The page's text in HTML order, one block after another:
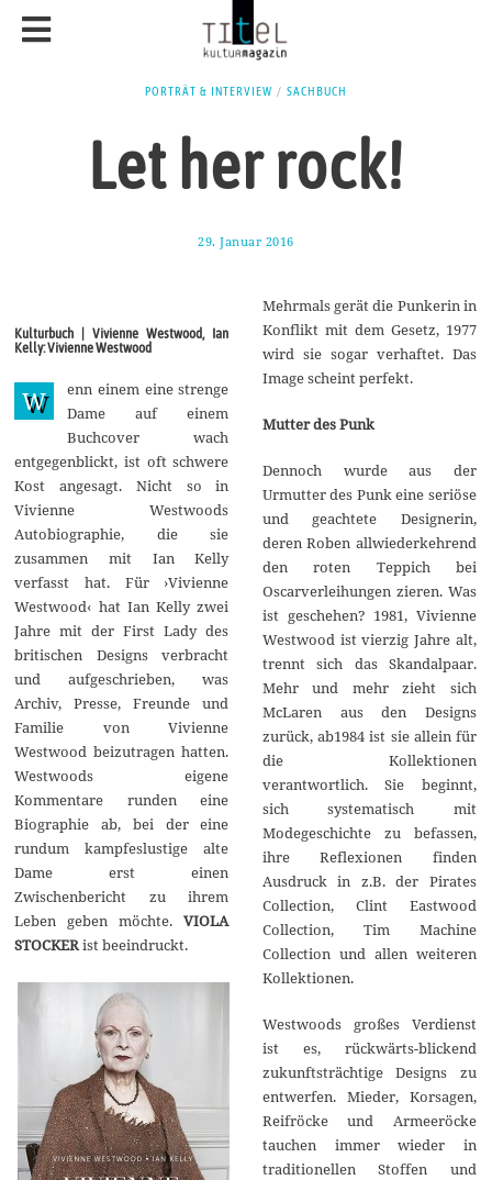
PORTRÄT & INTERVIEW / SACHBUCH
Let her rock!
29. Januar 2016
a
n
u
a
r
2
1
Kulturbuch | Vivienne Westwood, Ian
Kelly: Vivienne Westwood
W
enn einem eine strenge
Dame auf einem
Buchcover wach
entgegenblickt, ist oft schwere
Kost angesagt. Nicht so in
Vivienne Westwoods
Autobiographie, die sie
zusammen mit Ian Kelly
verfasst hat. Für ›Vivienne
Westwood‹ hat Ian Kelly zwei
Jahre mit der First Lady des
britischen Designs verbracht
und aufgeschrieben, was
Archiv, Presse, Freunde und
Familie von Vivienne
Westwood beizutragen hatten.
Westwoods eigene
Kommentare runden eine
Biographie ab, bei der eine
rundum kampfeslustige alte
Dame erst einen
Zwischenbericht zu ihrem
Leben geben möchte.VIOLA
STOCKERist beeindruckt.
Mehrmals gerät die Punkerin in
Konflikt mit dem Gesetz, 1977
wird sie sogar verhaftet. Das
Image scheint perfekt.
Mutter des Punk
Dennoch wurde aus der
Urmutter des Punk eine seriöse
und geachtete Designerin,
deren Roben allwiederkehrend
den roten Teppich bei
Oscarverleihungen zieren. Was
ist geschehen? 1981, Vivienne
Westwood ist vierzig Jahre alt,
trennt sich das Skandalpaar.
Mehr und mehr zieht sich
McLaren aus den Designs
zurück, ab1984 ist sie allein für
die Kollektionen
verantwortlich. Sie beginnt,
sich systematisch mit
Modegeschichte zu befassen,
ihre Reflexionen finden
Ausdruck in z.B. der Pirates
Collection, Clint Eastwood
Collection, Tim Machine
Collection und allen weiteren
Kollektionen.
Westwoods großes Verdienst
ist es, rückwärts-blickend
zukunftsträchtige Designs zu
entwerfen. Mieder, Korsagen,
Reifröcke und Armeeröcke
tauchen immer wieder in
traditionellen Stoffen und